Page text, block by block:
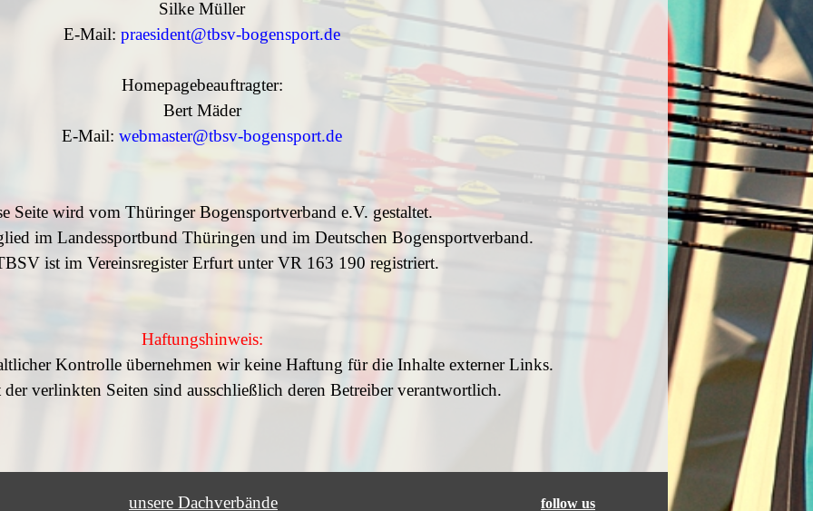
Silke Müller
E-Mail: praesident@tbsv-bogensport.de
Homepagebeauftragter:
Bert Mäder
E-Mail: webmaster@tbsv-bogensport.de
Seite wird vom Thüringer Bogensportverband e.V. gestaltet.
im Landessportbund Thüringen und im Deutschen Bogensportverband.
ist im Vereinsregister Erfurt unterVR 163 190 registriert.
Haftungshinweis:
Kontrolle übernehmen wir keine Haftung für die Inhalte externer Links.
verlinkten Seiten sind ausschließlich deren Betreiber verantwortlich.
follow us
unsere Dachverbände